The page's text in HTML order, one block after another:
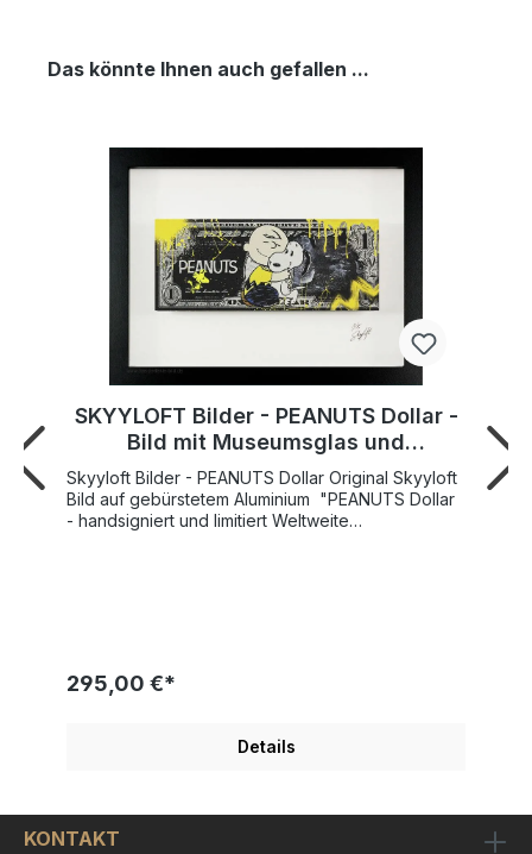
Das könnte Ihnen auch gefallen ...
SKYYLOFT Bilder - PEANUTS Dollar -
Bild mit Museumsglas und
Bilderrahmen
Skyyloft Bilder - PEANUTS Dollar Original Skyyloft
Bild auf gebürstetem Aluminium "PEANUTS Dollar
- handsigniert und limitiert Weltweite
Museumsglas enthalten. Ein original Skyyloft
Amerikanischen-Comicserie "PEANUTS ", auf dem
hier die Hauptfigur der Serie Charlie Brown mit
Aludibond gedruckt. Optisch ergibt sich ein sehr
schöner Kontrast zwischen chromglänzenden
295,00 €*
Details
KONTAKT